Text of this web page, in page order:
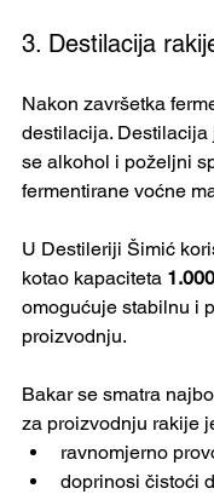
3. Destilacija
Nakon završetka
destilacija. Destilacija
se alkohol i poželjni
fermentirane voćne
U Destileriji Šimić
kotao kapaciteta
omogućuje stabilnu i
proizvodnju.
Bakar se smatra
za proizvodnju rakije
ravnomjerno
doprinosi čistoći